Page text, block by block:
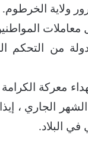
ولاية الخرطوم.
من التحكم
معركة
الجاري ،
البلاد.